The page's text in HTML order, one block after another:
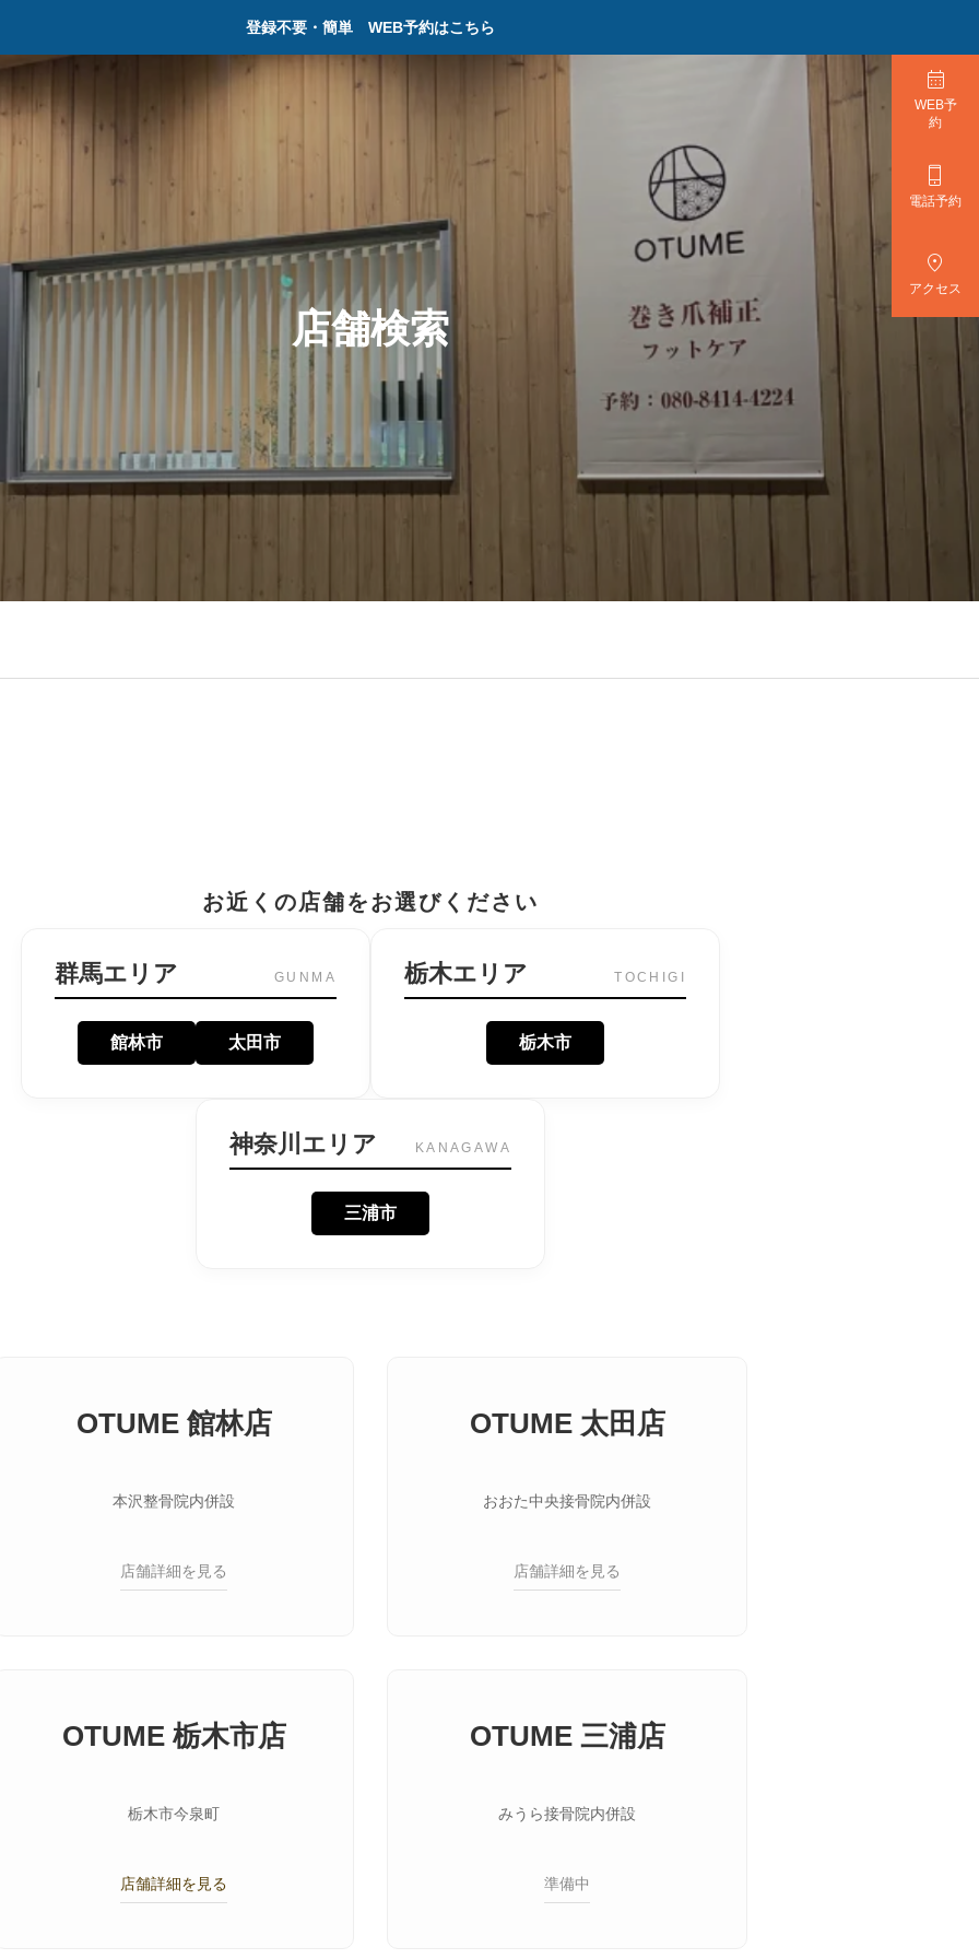
登録不要・簡単 WEB予約はこちら

WEB予
約

電話予約

アクセス
店舗検索
お近くの店舗をお選びください
群馬エリア GUNMA
館林市 太田市
栃木エリア TOCHIGI
栃木市
神奈川エリア KANAGAWA
三浦市
OTUME 館林店
本沢整骨院内併設
店舗詳細を見る
OTUME 太田店
おおた中央接骨院内併設
店舗詳細を見る
OTUME 栃木市店
栃木市今泉町
店舗詳細を見る
OTUME 三浦店
みうら接骨院内併設
準備中